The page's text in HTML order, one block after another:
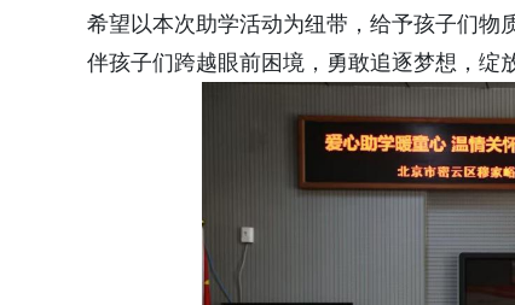
希望以本次助学活动为纽带，给予孩子们物
伴孩子们跨越眼前困境，勇敢追逐梦想，绽